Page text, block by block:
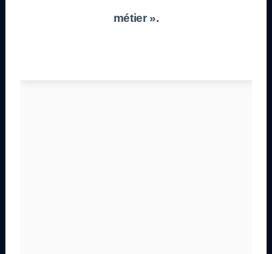
métier ».